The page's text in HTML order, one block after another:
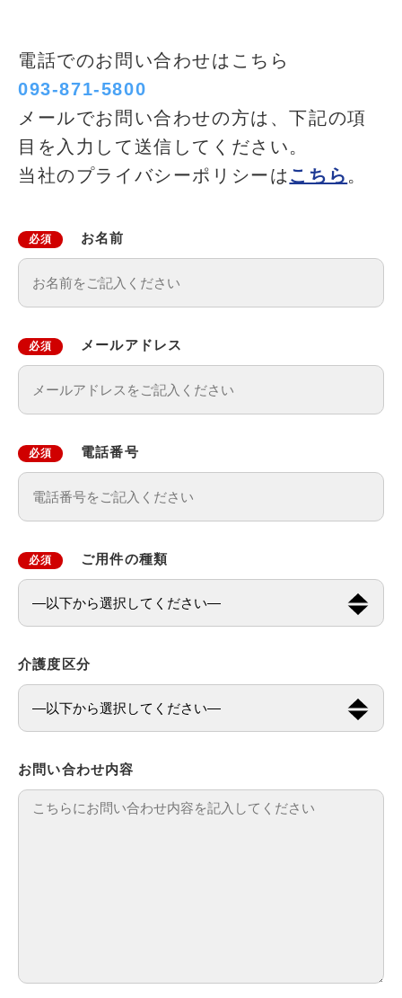
電話でのお問い合わせはこちら
093-871-5800
メールでお問い合わせの方は、下記の項
目を入力して送信してください。
当社のプライバシーポリシーは こちら 。
必須 お名前
必須 メールアドレス
必須 電話番号
必須 ご用件の種類
介護度区分
お問い合わせ内容